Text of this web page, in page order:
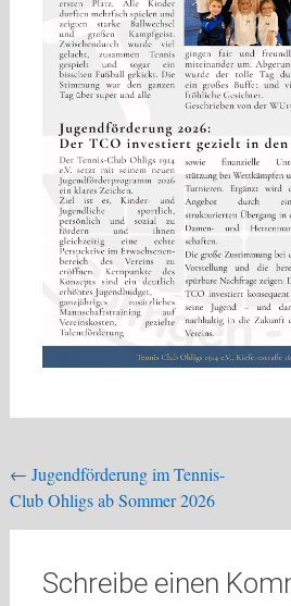
Beitragsnavigation
← Jugendförderung im Tennis-
Club Ohligs ab Sommer 2026
Schreibe einen